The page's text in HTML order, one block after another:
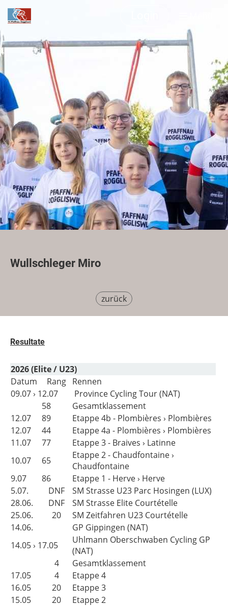
Wullschleger Miro
zurück
Resultate
2026 (Elite / U23)
Datum
Rang Rennen
09.07 › 12.07
Province Cycling Tour (NAT)
58
Gesamtklassement
12.07
89
Etappe 4b - Plombières › Plombières
12.07
44
Etappe 4a - Plombières › Plombières
11.07
77
Etappe 3 - Braives › Latinne
10.07
65
Etappe 2 - Chaudfontaine ›
Chaudfontaine
9.07
86
Etappe 1 - Herve › Herve
5.07.
DNF
SM Strasse U23 Parc Hosingen (LUX)
28.06.
DNF
SM Strasse Elite Courtételle
25.06.
20
SM Zeitfahren U23 Courtételle
14.06.
GP Gippingen (NAT)
14.05 › 17.05
Uhlmann Oberschwaben Cycling GP
(NAT)
4
Gesamtklassement
17.05
4
Etappe 4
16.05
20
Etappe 3
15.05
20
Etappe 2